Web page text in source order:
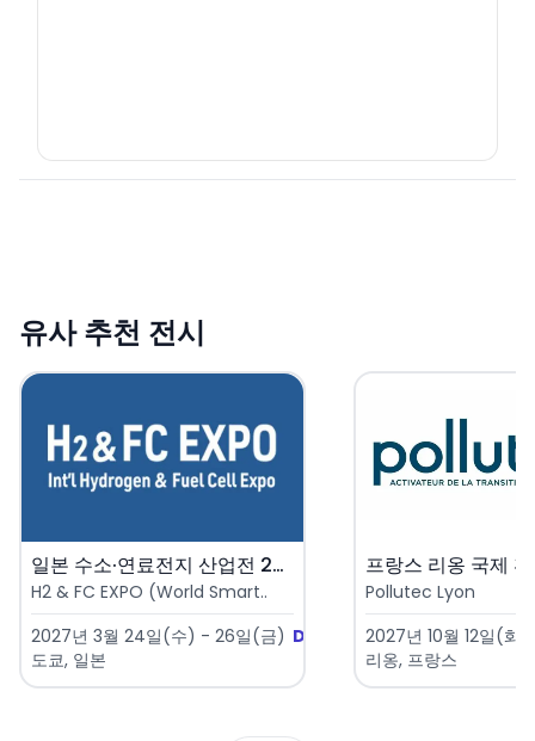
유사 추천 전시
일본 수소·연료전지 산업전 202..
H2 & FC EXPO (World Smart..
2027년 3월 24일(수) - 26일(금) D-228
도쿄, 일본
Pollutec Lyon
2027년 10월 12일(화
리옹, 프랑스